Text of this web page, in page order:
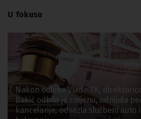
U fokusu
Nakon odluke Vlade TK,
Bakić odbila je smjenu, odnijela
kancelarije, odvezla službeni auto i